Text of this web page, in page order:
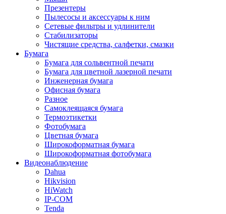
Презентеры
Пылесосы и аксессуары к ним
Сетевые фильтры и удлинители
Стабилизаторы
Чистящие средства, салфетки, смазки
Бумага
Бумага для сольвентной печати
Бумага для цветной лазерной печати
Инженерная бумага
Офисная бумага
Разное
Самоклеящаяся бумага
Термоэтикетки
Фотобумага
Цветная бумага
Широкоформатная бумага
Широкоформатная фотобумага
Видеонаблюдение
Dahua
Hikvision
HiWatch
IP-COM
Tenda